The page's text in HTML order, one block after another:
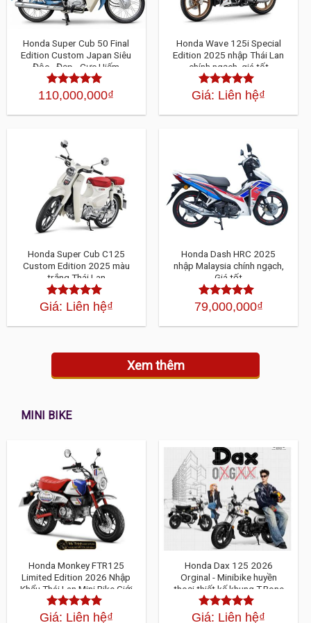
Honda Super Cub 50 Final
Edition Custom Japan Siêu
Độc - Đẹp - Cực Hiếm
Được xếp
5 sao
110,000,000₫
Honda Wave 125i Special
Edition 2025 nhập Thái Lan
chính ngạch, giá tốt
Được xếp
sao
Giá: Liên hệ₫
Honda Super Cub C125
Custom Edition 2025 màu
trắng Thái Lan
Được xếp
sao
Giá: Liên hệ₫
Honda Dash HRC 2025
nhập Malaysia chính ngạch,
Giá tốt
Được xếp
sao
79,000,000₫
Xem thêm
MINI BIKE
Honda Monkey FTR125
Limited Edition 2026 Nhập
Khẩu Thái Lan Mini Bike Giới
Hạn 2000 Xe Toàn Cầu Cực
Hiếm
Được xếp
Giá: Liên hệ₫
Honda Dax 125 2026
Orginal - Minibike huyền
thoại thiết kế khung T-Bone
độc đáo
Được xếp
Giá: Liên hệ₫